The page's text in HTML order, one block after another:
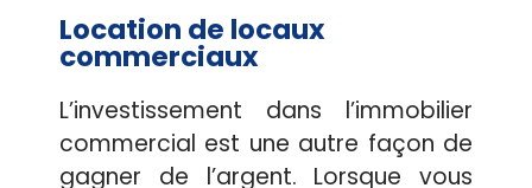
Location de locaux
commerciaux
L’investissement dans l’immobilier
commercial est une autre façon de
gagner de l’argent. Lorsque vous